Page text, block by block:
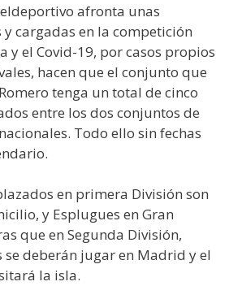
afronta unas
cargadas en la competición
y el Covid-19, por casos propios
hacen que el conjunto que
tenga un total de cinco
entre los dos conjuntos de
Todo ello sin fechas
en primera División son
y Esplugues en Gran
que en Segunda División,
se deberán jugar en Madrid y el
la isla.